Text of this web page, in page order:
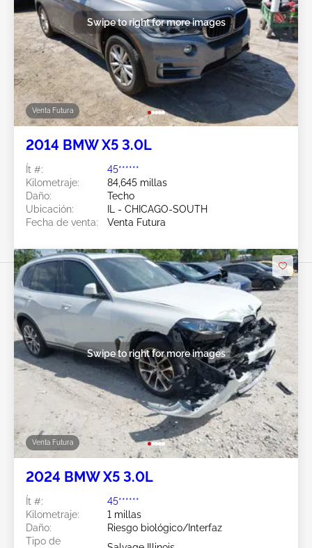
Venta Futura
Swipe to right for more images
2014 BMW X5 3.0L
Ít #:
45******
Kilometraje:
84,645 millas
Daño:
Techo
Ubicación:
IL - CHICAGO-SOUTH
Fecha de venta:
Venta Futura
Venta Futura
Swipe to right for more images
2024 BMW X5 3.0L
Ít #:
45******
Kilometraje:
1 millas
Daño:
Riesgo biológico/Interfaz
Tipo de